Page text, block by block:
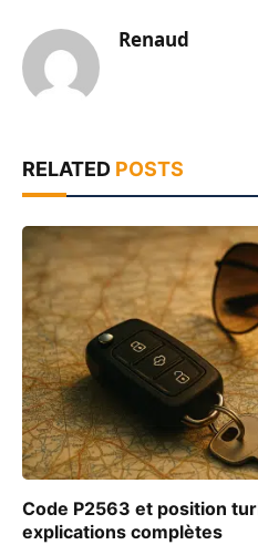
Renaud
RELATED POSTS
Code P2563 et position
explications complètes